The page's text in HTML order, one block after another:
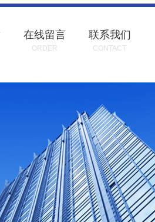
在线留言
ORDER
联系我们
CONTACT